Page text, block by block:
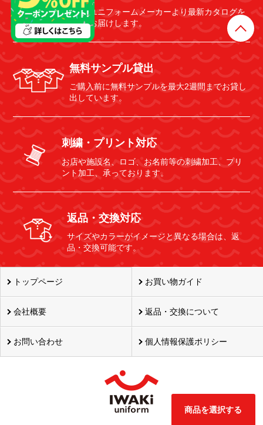
商品を選択する
多数のユニフォームメーカーより最新カタログを
無料でお届けします。
無料サンプル貸出
ご購入前に無料サンプルを最大2週間までお貸し
出しています。
刺繍・プリント対応
お店や施設名、ロゴ、お名前等の刺繍加工、プリ
ント加工、承っております。
返品・交換対応
サイズやカラーがイメージと異なる場合は、返
品・交換可能です。
トップページ お買い物ガイド
会社概要 返品・交換について
お問い合わせ 個人情報保護ポリシー